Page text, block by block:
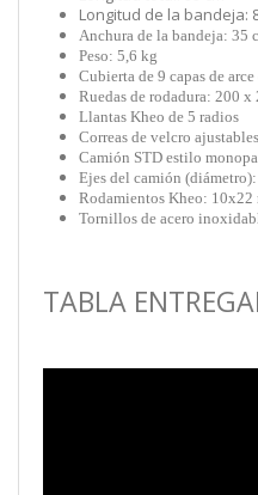
Longitud de la bandeja:
Anchura de la bandeja: 35
Peso: 5,6 kg
Cubierta de 9 capas de
Ruedas de rodadura: 200 x
Llantas Kheo de 5 radios
Correas de velcro
Camión STD estilo
Ejes del camión
Rodamientos Kheo: 10x22
Tornillos de acero
TABLA